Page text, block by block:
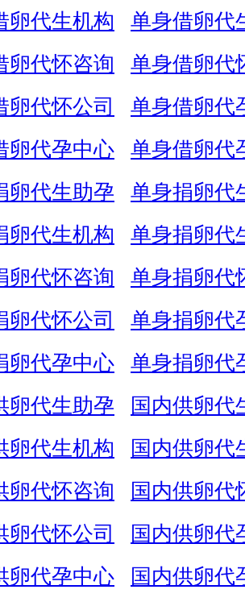
卵代生机构
单身借卵代
卵代怀咨询
单身借卵代
卵代怀公司
单身借卵代
卵代孕中心
单身借卵代
卵代生助孕
单身捐卵代
卵代生机构
单身捐卵代
卵代怀咨询
单身捐卵代
卵代怀公司
单身捐卵代
卵代孕中心
单身捐卵代
卵代生助孕
国内供卵代
卵代生机构
国内供卵代
卵代怀咨询
国内供卵代
卵代怀公司
国内供卵代
卵代孕中心
国内供卵代